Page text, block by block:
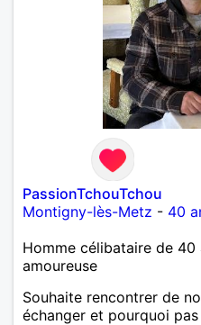
PassionTchouTchou
Montigny-lès-Metz - 40
Homme célibataire de
amoureuse
Souhaite rencontrer de
échanger et pourquoi